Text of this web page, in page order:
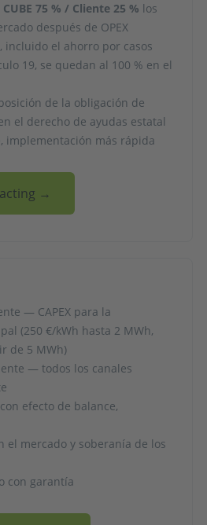
CUBE 75 % / Cliente 25 % los
después de OPEX
incluido el ahorro por casos
19, se quedan al 100 % en el
de la obligación de
el derecho de ayudas estatal
implementación más rápida
→
— CAPEX para la
(250 €/kWh hasta 2 MWh,
de 5 MWh)
— todos los canales
efecto de balance,
el mercado y soberanía de los
con garantía